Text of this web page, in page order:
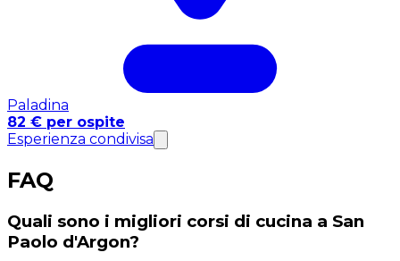
Paladina
82 € per ospite
Esperienza condivisa
FAQ
Quali sono i migliori corsi di cucina a San
Paolo d'Argon?